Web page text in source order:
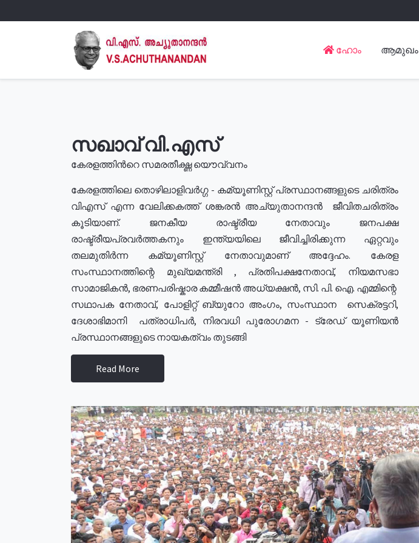
ഹോം ആമുഖം
സഖാവ് വി.എസ്
കേരളത്തിൻറെ സമരതീക്ഷ്ണ യൌവ്വനം
കേരളത്തിലെ തൊഴിലാളിവർഗ്ഗ - കമ്യൂണിസ്റ്റ് പ്രസ്ഥാനങ്ങളുടെ ചരിത്രം
വിഎസ് എന്ന വേലിക്കകത്ത് ശങ്കരൻ അച്യുതാനന്ദൻ ജീവിതചരിത്രം
കൂടിയാണ്. ജനകീയ രാഷ്ട്രീയ നേതാവും ജനപക്ഷ
രാഷ്ട്രീയപ്രവർത്തകനും ഇന്ത്യയിലെ ജീവിച്ചിരിക്കുന്ന ഏറ്റവും
തലമുതിർന്ന കമ്യൂണിസ്റ്റ് നേതാവുമാണ് അദ്ദേഹം. കേരള
സംസ്ഥാനത്തിന്റെ മുഖ്യമന്ത്രി , പ്രതിപക്ഷനേതാവ്, നിയമസഭാ
സാമാജികൻ, ഭരണപരിഷ്കാര കമ്മീഷൻ അധ്യക്ഷൻ, സി. പി. ഐ. എമ്മിന്റെ
സഥാപക നേതാവ്, പോളിറ്റ് ബ്യുറോ അംഗം, സംസ്ഥാന സെക്രട്ടറി,
ദേശാഭിമാനി പത്രാധിപർ, നിരവധി പുരോഗമന - ട്രേഡ് യൂണിയൻ
പ്രസ്ഥാനങ്ങളുടെ നായകത്വം തുടങ്ങി
Read More